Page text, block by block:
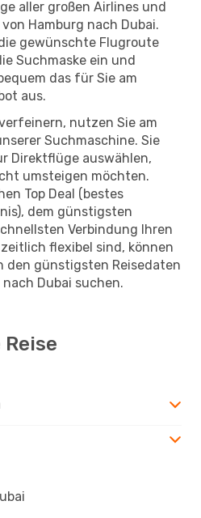
aller großen Airlines und
Hamburg nach Dubai.
gewünschte Flugroute
Suchmaske ein und
das für Sie am
aus.
nutzen Sie am
Suchmaschine. Sie
Direktflüge auswählen,
umsteigen möchten.
Top Deal (bestes
dem günstigsten
Verbindung Ihren
flexibel sind, können
den günstigsten Reisedaten
Dubai suchen.